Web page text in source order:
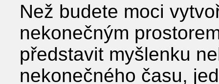
Než budete moci
nekonečným
představit myšlenku
nekonečného času,